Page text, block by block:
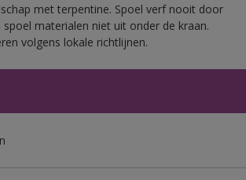
met terpentine. Spoel verf nooit door
materialen niet uit onder de kraan.
volgens lokale richtlijnen.